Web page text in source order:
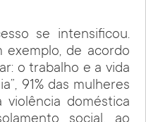
se intensificou.
exemplo, de acordo
o trabalho e a vida
91% das mulheres
doméstica